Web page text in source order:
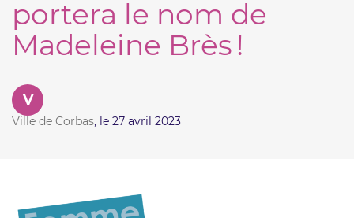
portera le nom de
Madeleine Brès !
V
Ville de Corbas, le 27 avril 2023